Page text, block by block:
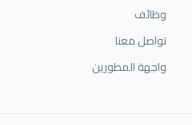
وظائف
تواصل معنا
واجهة المطورين